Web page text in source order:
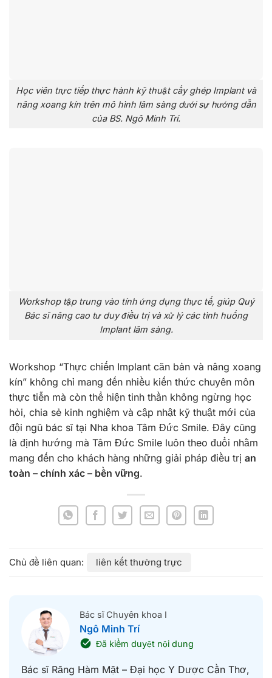
Học viên trực tiếp thực hành kỹ thuật cấy ghép Implant và
nâng xoang kín trên mô hình lâm sàng dưới sự hướng dẫn
của BS. Ngô Minh Trí.
Workshop tập trung vào tính ứng dụng thực tế, giúp Quý
Bác sĩ nâng cao tư duy điều trị và xử lý các tình huống
Implant lâm sàng.
Workshop “Thực chiến Implant căn bản và nâng xoang
kín” không chỉ mang đến nhiều kiến thức chuyên môn
thực tiễn mà còn thể hiện tinh thần không ngừng học
hỏi, chia sẻ kinh nghiệm và cập nhật kỹ thuật mới của
đội ngũ bác sĩ tại Nha khoa Tâm Đức Smile. Đây cũng
là định hướng mà Tâm Đức Smile luôn theo đuổi nhằm
mang đến cho khách hàng những giải pháp điều trị an
toàn – chính xác – bền vững.
liên kết thường trực
Bác sĩ Chuyên khoa I
Ngô Minh Trí
Đã kiểm duyệt nội dung
Bác sĩ Răng Hàm Mặt – Đại học Y Dược Cần Thơ,